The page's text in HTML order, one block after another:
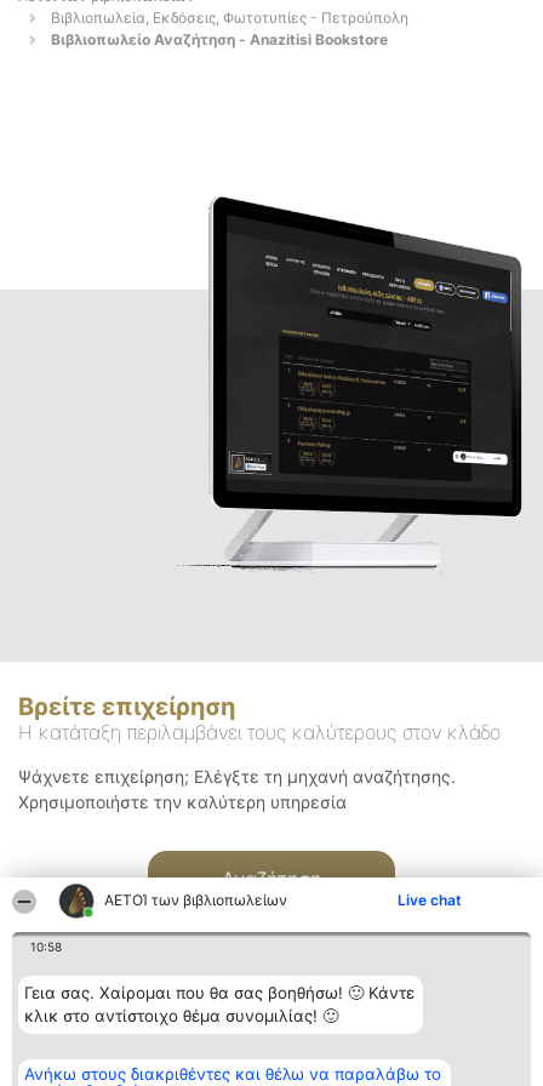
ΑΕΤΟΊ των βιβλιοπωλείων Live chat
10:58
Γεια σας. Χαίρομαι που θα σας βοηθήσω! 🙂 Κάντε
κλικ στο αντίστοιχο θέμα συνομιλίας! 🙂
Ανήκω στους διακριθέντες και θέλω να παραλάβω το
Βιβλιοπωλεία, Εκδόσεις, Φωτοτυπίες - Πετρούπολη
Βιβλιοπωλείο Αναζήτηση - Anazitisi Bookstore
Βρείτε επιχείρηση
Η κατάταξη περιλαμβάνει τους καλύτερους στον κλάδο
Ψάχνετε επιχείρηση; Ελέγξτε τη μηχανή αναζήτησης.
Χρησιμοποιήστε την καλύτερη υπηρεσία
Αναζήτηση
Διοργανωτής της
κατάταξης
Κατάταξη
Διακριθέντες
Επικοινωνία
Επικοινωνία